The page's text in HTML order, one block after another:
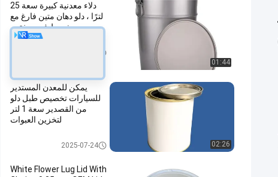
01:44
دلاء معدنية كبيرة سعة 25
لترًا ، دلو دهان متين فارغ مع
شريط فوم مختوم
02:26
يمكن للمعدن المستدير
للسيارات تخصيص طبل دلو
من القصدير سعة 1 لتر
لتخزين العبوات
علبة طلاء السيارات2025-07-24
White Flower Lug Lid With